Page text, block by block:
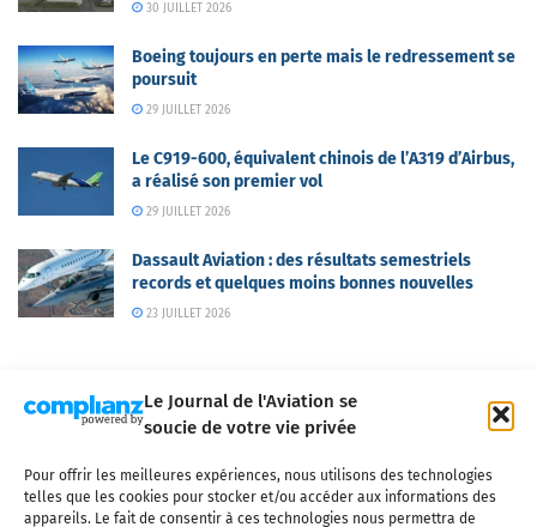
Le Journal de l'Aviation se
soucie de votre vie privée
Pour offrir les meilleures expériences, nous utilisons des technologies
telles que les cookies pour stocker et/ou accéder aux informations des
appareils. Le fait de consentir à ces technologies nous permettra de
30 JUILLET 2026
Boeing toujours en perte mais le redressement se
poursuit
29 JUILLET 2026
Le C919-600, équivalent chinois de l’A319 d’Airbus,
a réalisé son premier vol
29 JUILLET 2026
Dassault Aviation : des résultats semestriels
records et quelques moins bonnes nouvelles
23 JUILLET 2026
Qui sommes-nous ? Nous contacter
Partenaires
Mentions légales
CGV Politique de confidentialité Cookies